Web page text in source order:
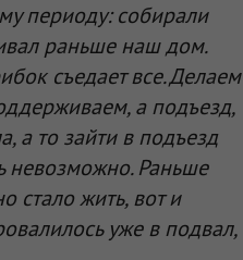
периоду: собирали
раньше наш дом.
съедает все. Делаем
а подъезд,
а то зайти в подъезд
невозможно. Раньше
стало жить, вот и
уже в подвал,